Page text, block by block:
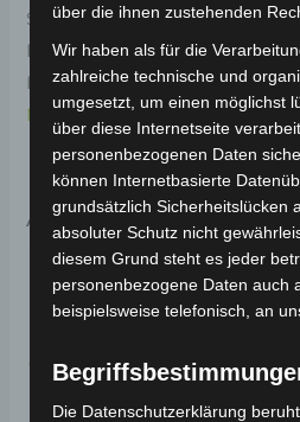
Schaltergehäuse kunststoff
Funktionalität und
Informationen zum Fahrzeug
Motor Elektro-Scooter VS1.
Ähnliche Produkte
über die ihnen zustehenden
Wir haben als für die
zahlreiche technische und
umgesetzt, um einen möglichst
über diese Internetseite
personenbezogenen Daten
können Internetbasierte
grundsätzlich Sicherheitslücken
absoluter Schutz nicht
diesem Grund steht es jeder
personenbezogene Daten auch
beispielsweise telefonisch, an
Die Datenschutzerklärung